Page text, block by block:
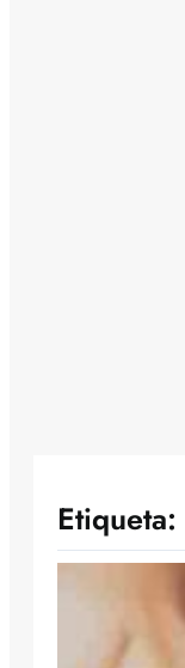
Etiqueta: